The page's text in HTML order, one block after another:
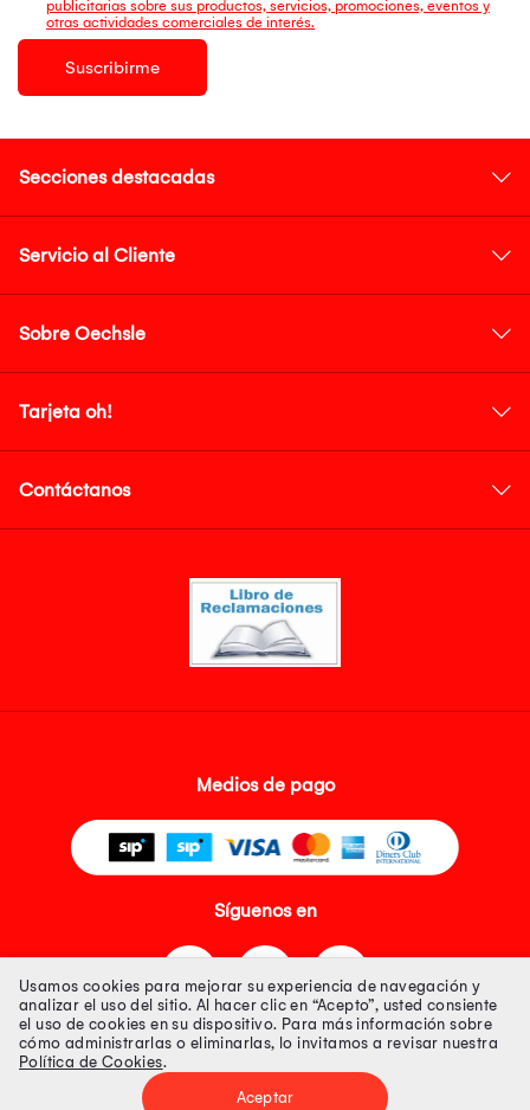
publicitarias sobre sus productos, servicios, promociones, eventos y
otras actividades comerciales de interés.
Suscribirme
Secciones destacadas
Servicio al Cliente
Sobre Oechsle
Tarjeta oh!
Contáctanos
Medios de pago
Síguenos en
Tienda 100% Segura
Usamos cookies para mejorar su experiencia de navegación y
analizar el uso del sitio. Al hacer clic en “Acepto”, usted consiente
el uso de cookies en su dispositivo. Para más información sobre
cómo administrarlas o eliminarlas, lo invitamos a revisar nuestra
Política de Cookies.
Aceptar